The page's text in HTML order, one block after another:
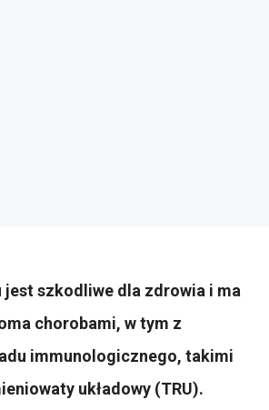
jest szkodliwe dla zdrowia i ma
chorobami, w tym z
immunologicznego, takimi
układowy (TRU).